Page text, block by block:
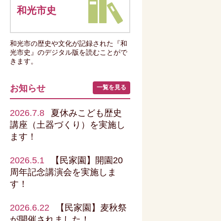
和光市史
和光市の歴史や文化が記録された『和
光市史』のデジタル版を読むことがで
きます。
お知らせ 一覧を見る
2026.7.8
夏休みこども歴史
講座（土器づくり）を実施し
ます！
2026.5.1
【民家園】開園20
周年記念講演会を実施しま
す！
2026.6.22
【民家園】麦秋祭